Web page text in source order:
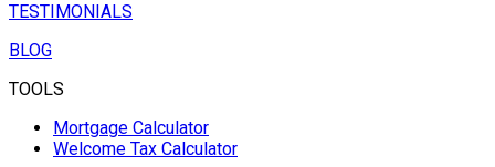
TESTIMONIALS
BLOG
TOOLS
Mortgage Calculator
Welcome Tax Calculator